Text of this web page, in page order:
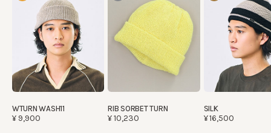
WTURN WASH11
¥9,900
RIB SORBET TURN
¥10,230
SILK
¥16,500